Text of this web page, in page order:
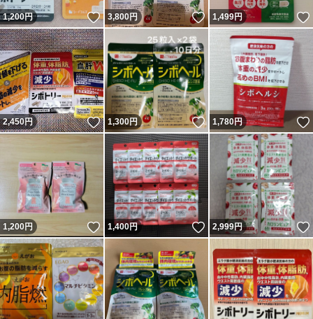
1,200円 いいね！
3,800円 いいね！
1,499円
2,450円 いいね！
1,300円 いいね！
1,780円
1,200円 いいね！
1,400円 いいね！
2,999円